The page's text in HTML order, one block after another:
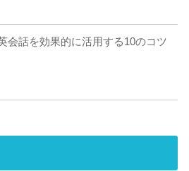
会話を効果的に活用する10のコツ